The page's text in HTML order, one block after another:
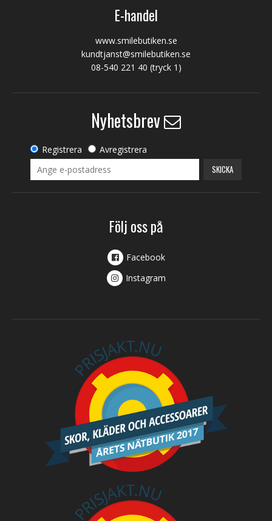
E-handel
www.smilebutiken.se
kundtjanst@smilebutiken.se
08-540 221 40 (tryck 1)
Nyhetsbrev
Registrera Avregistrera
SKICKA
Följ oss på
Facebook
Instagram